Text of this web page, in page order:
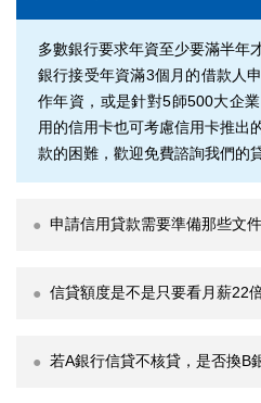
多數銀行要求年資至少要滿半年
銀行接受年資滿3個月的借款人
作年資，或是針對5師500大企
用的信用卡也可考慮信用卡推出
款的困難，歡迎免費諮詢我們的
申請信用貸款需要準備那些文
信貸額度是不是只要看月薪22
若A銀行信貸不核貸，是否換B